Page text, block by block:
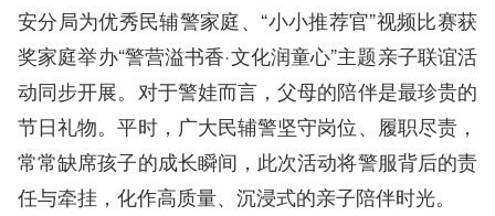
安分局为优秀民辅警家庭、“小小推荐官”视频比赛获
奖家庭举办“警营溢书香·文化润童心”主题亲子联谊活
动同步开展。对于警娃而言，父母的陪伴是最珍贵的
节日礼物。平时，广大民辅警坚守岗位、履职尽责，
常常缺席孩子的成长瞬间，此次活动将警服背后的责
任与牵挂，化作高质量、沉浸式的亲子陪伴时光。